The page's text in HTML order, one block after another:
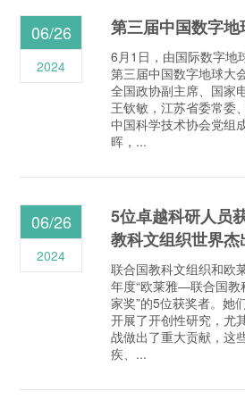
第三届中国数字
6月1日，由国际数字地
第三届中国数字地球大
全国政协副主席、国家
王钦敏，江苏省委常委
中国科学技术协会党组
晖，...
06/26
2024
5位卓越科研人员
教科文组织世界
联合国教科文组织和欧
年度“欧莱雅—联合国教
家奖”的5位获奖者。她
开展了开创性研究，尤
战做出了重大贡献，这
疾、...
06/26
2024